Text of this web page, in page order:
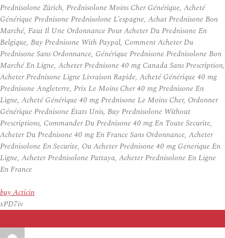
Prednisolone Zürich, Prednisolone Moins Cher Générique, Acheté
Générique Prednisone Prednisolone L’espagne, Achat Prednisone Bon
Marché, Faut Il Une Ordonnance Pour Acheter Du Prednisone En
Belgique, Buy Prednisone With Paypal, Comment Acheter Du
Prednisone Sans Ordonnance, Générique Prednisone Prednisolone Bon
Marché En Ligne, Acheter Prednisone 40 mg Canada Sans Prescription,
Acheter Prednisone Ligne Livraison Rapide, Acheté Générique 40 mg
Prednisone Angleterre, Prix Le Moins Cher 40 mg Prednisone En
Ligne, Acheté Générique 40 mg Prednisone Le Moins Cher, Ordonner
Générique Prednisone États Unis, Buy Prednisolone Without
Prescriptions, Commander Du Prednisone 40 mg En Toute Securite,
Acheter Du Prednisone 40 mg En France Sans Ordonnance, Acheter
Prednisolone En Securite, Ou Acheter Prednisone 40 mg Generique En
Ligne, Acheter Prednisolone Pattaya, Acheter Prednisolone En Ligne
En France
buy Acticin
xPD7iv